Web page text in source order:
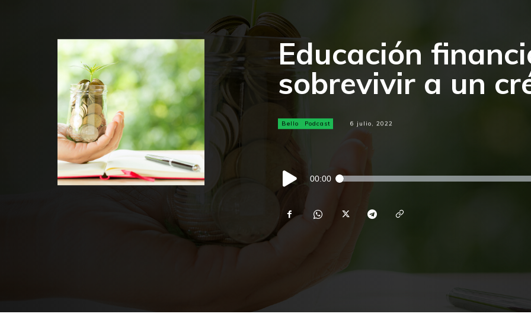
Educación
sobrevivir a un
Bello Podcast 6 julio, 2022
Reproductor
de
00:00